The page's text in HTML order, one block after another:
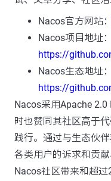
Nacos官方网站：
Nacos项目地址：
https://
Nacos生态地址：
https://
Nacos采用Apache
时也赞同其社区高于
践行。通过与生态伙
各类用户的诉求和贡
Nacos社区带来和超